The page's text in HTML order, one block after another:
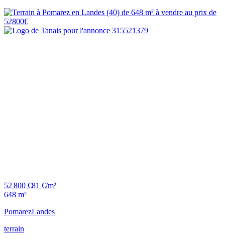
52 800 €81 €/m²
648 m²
PomarezLandes
terrain